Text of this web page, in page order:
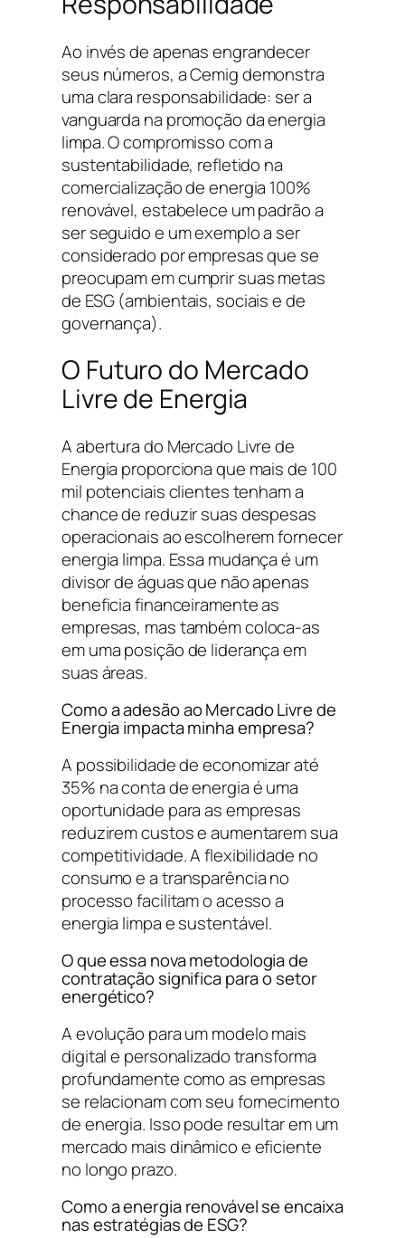
Ao invés de apenas engrandecer
seus números, a Cemig demonstra
uma clara responsabilidade: ser a
vanguarda na promoção da energia
limpa. O compromisso com a
sustentabilidade, refletido na
comercialização de energia 100%
renovável, estabelece um padrão a
ser seguido e um exemplo a ser
considerado por empresas que se
preocupam em cumprir suas metas
de ESG (ambientais, sociais e de
governança).
O Futuro do Mercado
Livre de Energia
A abertura do Mercado Livre de
Energia proporciona que mais de 100
mil potenciais clientes tenham a
chance de reduzir suas despesas
operacionais ao escolherem fornecer
energia limpa. Essa mudança é um
divisor de águas que não apenas
beneficia financeiramente as
empresas, mas também coloca-as
em uma posição de liderança em
suas áreas.
Como a adesão ao Mercado Livre de
Energia impacta minha empresa?
A possibilidade de economizar até
35% na conta de energia é uma
oportunidade para as empresas
reduzirem custos e aumentarem sua
competitividade. A flexibilidade no
consumo e a transparência no
processo facilitam o acesso a
energia limpa e sustentável.
O que essa nova metodologia de
contratação significa para o setor
energético?
A evolução para um modelo mais
digital e personalizado transforma
profundamente como as empresas
se relacionam com seu fornecimento
de energia. Isso pode resultar em um
mercado mais dinâmico e eficiente
no longo prazo.
Como a energia renovável se encaixa
nas estratégias de ESG?